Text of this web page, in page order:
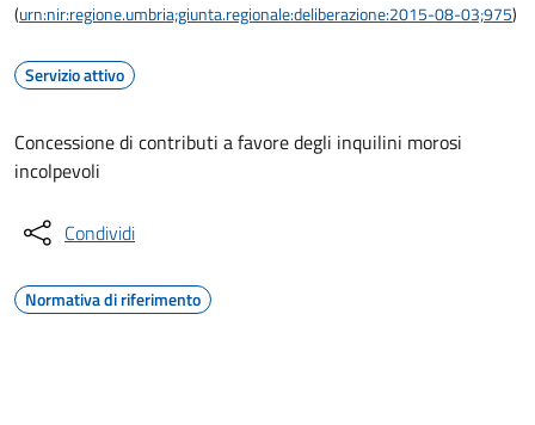
(urn:nir:regione.umbria;giunta.regionale:deliberazione:2015-08-03;975)
Servizio attivo
Concessione di contributi a favore degli inquilini morosi
incolpevoli
Condividi
Normativa di riferimento